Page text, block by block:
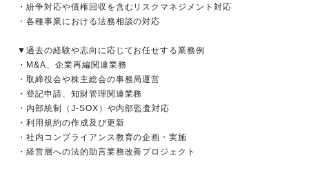
・紛争対応や債権回収を含むリスクマネジメント対応
・各種事業における法務相談の対応
▼過去の経験や志向に応じてお任せする業務例
・M&A、企業再編関連業務
・取締役会や株主総会の事務局運営
・登記申請、知財管理関連業務
・内部統制（J-SOX）や内部監査対応
・利用規約の作成及び更新
・社内コンプライアンス教育の企画・実施
・経営層への法的助言業務改善プロジェクト